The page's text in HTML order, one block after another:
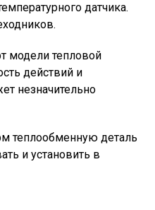
датчика.
модели тепловой
действий и
незначительно
теплообменную деталь
и установить в